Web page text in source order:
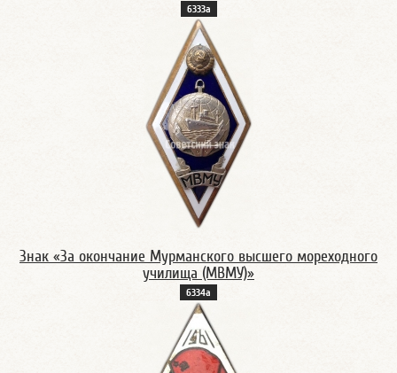
6333а
Знак «За окончание Мурманского высшего мореходного
училища (МВМУ)»
6334а